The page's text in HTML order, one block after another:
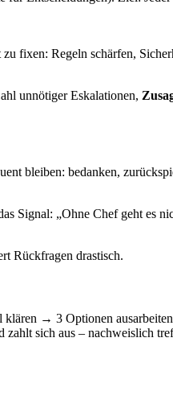
fixen: Regeln schärfen,
unnötiger Eskalationen,
bleiben: bedanken,
Signal: „Ohne Chef geht es
Rückfragen drastisch.
klären → 3 Optionen
zahlt sich aus – nachweislich